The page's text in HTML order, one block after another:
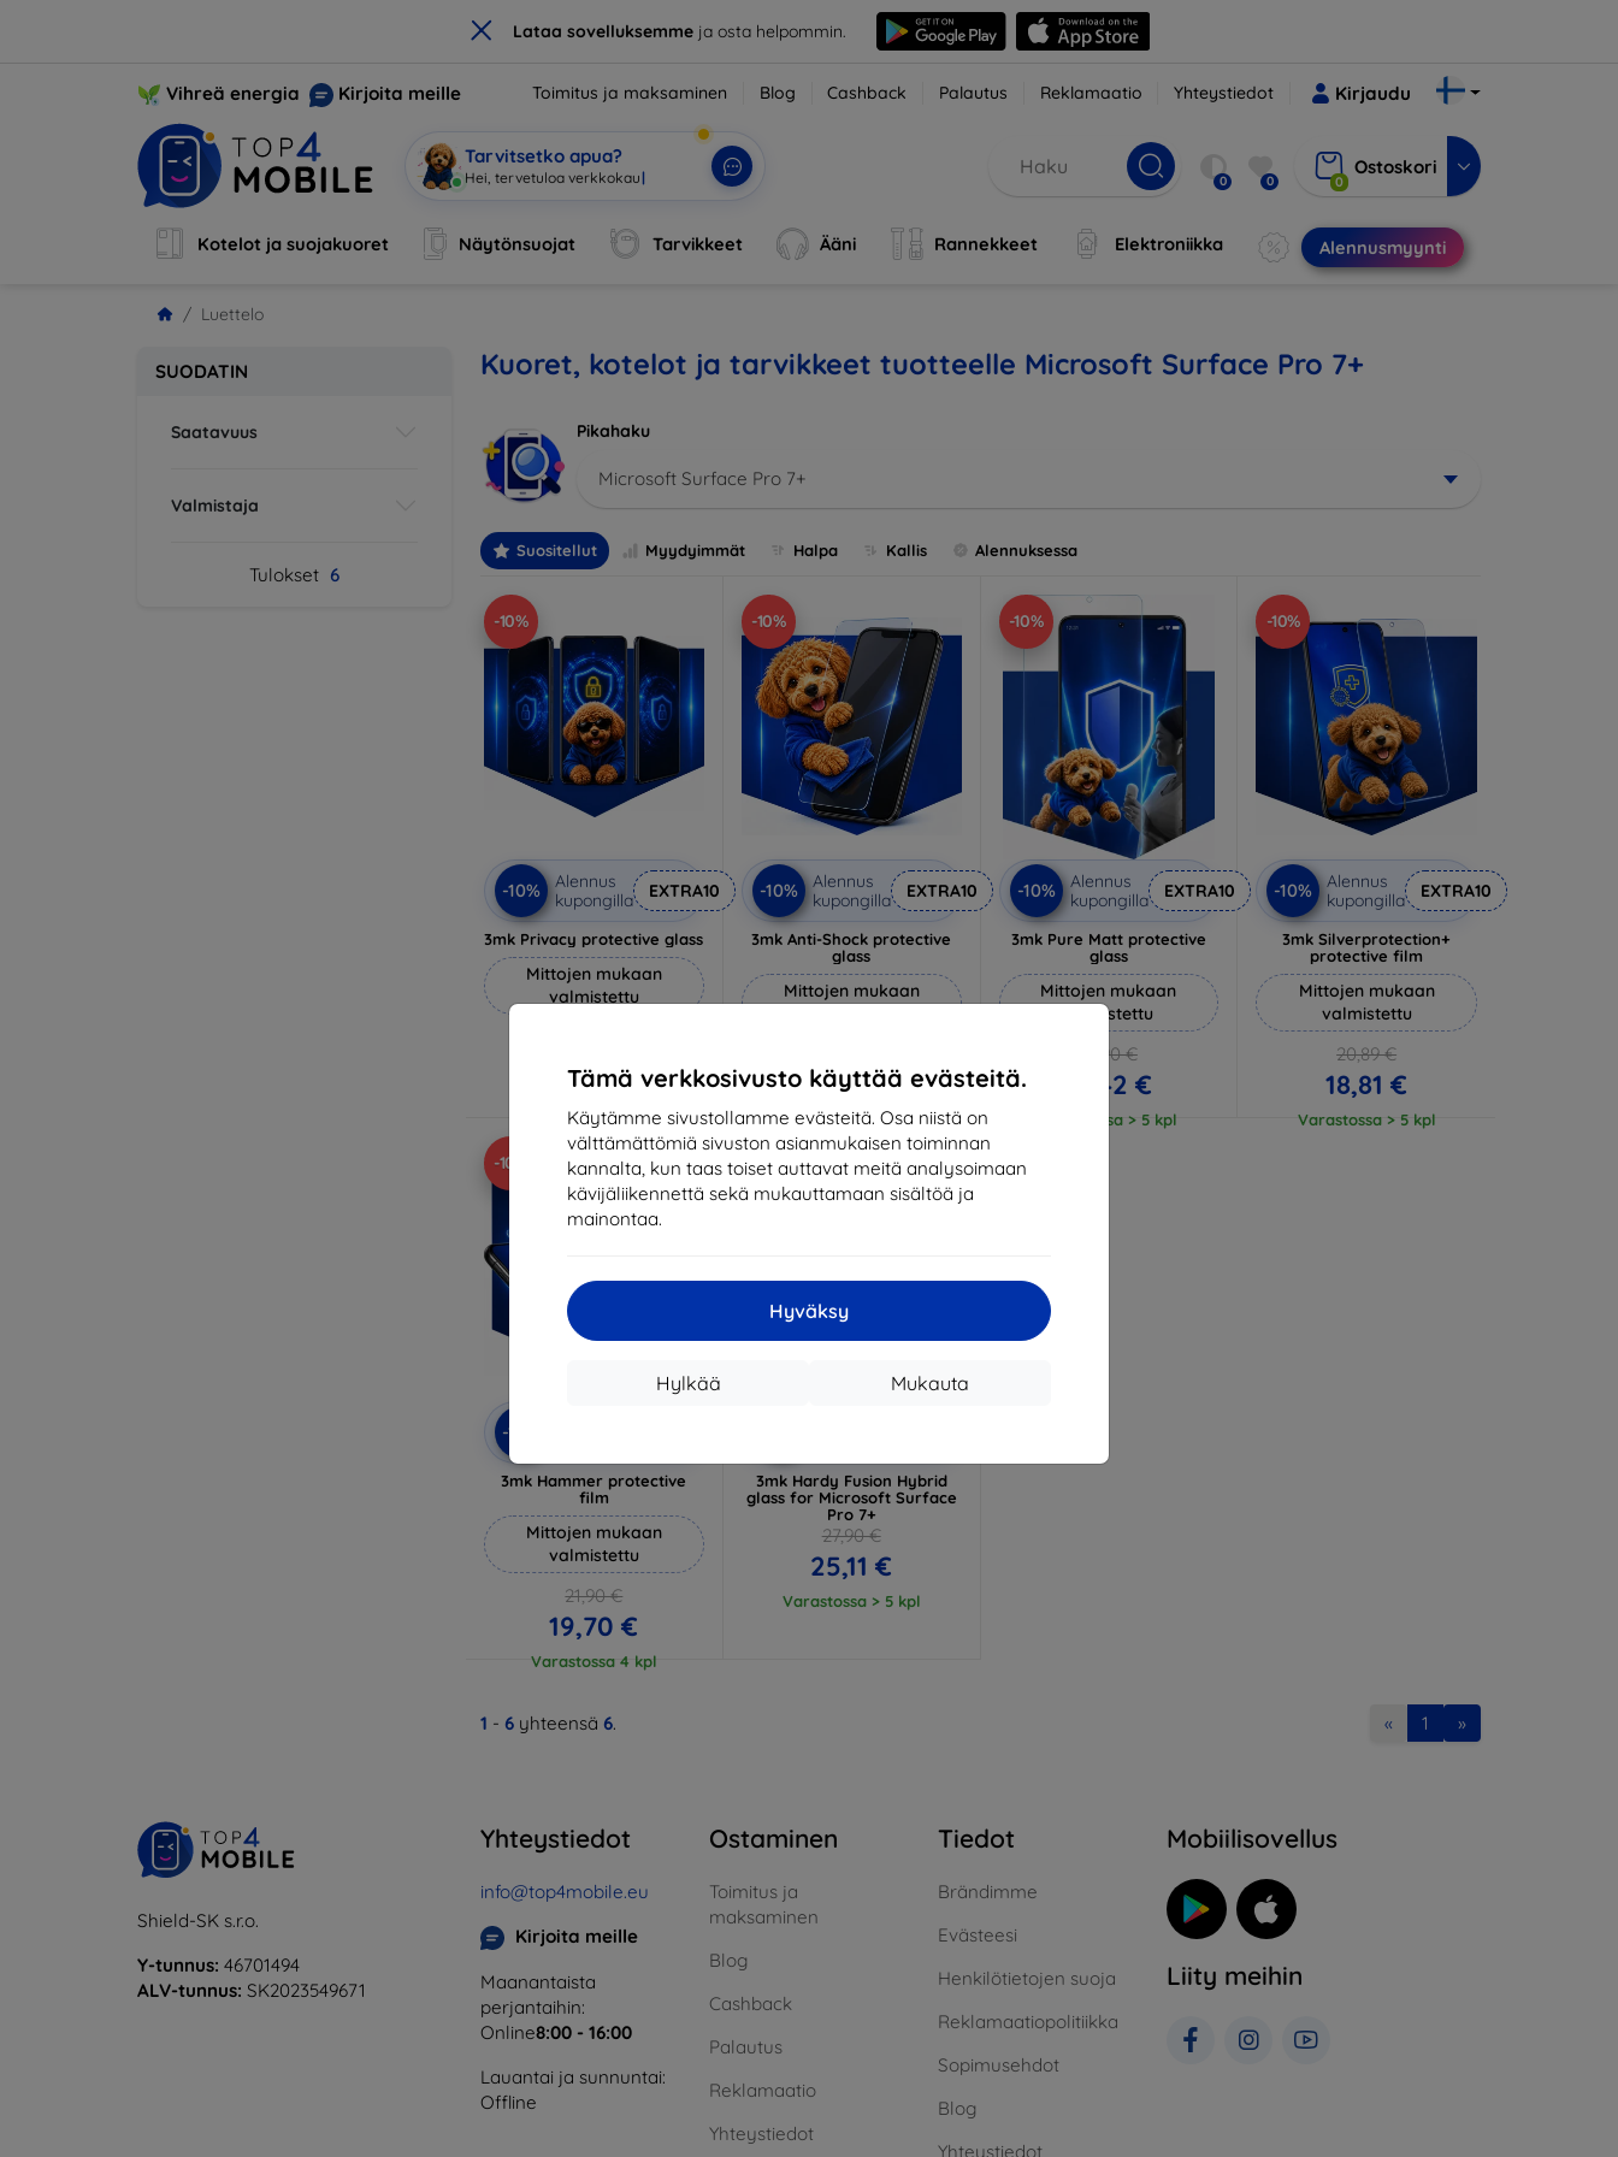
× Lataa sovelluksemmeja osta helpommin.
Tämä verkkosivusto käyttää evästeitä.
Käytämme sivustollamme evästeitä. Osa niistä on
välttämättömiä sivuston asianmukaisen toiminnan
kannalta, kun taas toiset auttavat meitä analysoimaan
kävijäliikennettä sekä mukauttamaan sisältöä ja
mainontaa.
Hyväksy
Mukauta
Hylkää
Vihreä energia Kirjoita meille Toimitus ja maksaminen Blog Cashback Palautus Reklamaatio Yhteystiedot Kirjaudu
Tarvitsetko apua?
Ol| 0 0 0
Ostoskori
Kotelot ja suojakuoret Näytönsuojat Tarvikkeet Ääni Rannekkeet Elektroniikka Alennusmyynti
Luettelo
SUODATIN
Saatavuus
Valmistaja
Tulokset 6
Kuoret, kotelot ja tarvikkeet tuotteelle Microsoft Surface Pro 7+
Pikahaku
Microsoft Surface Pro 7+
Suositellut Myydyimmät Halpa Kallis Alennuksessa
-10%
-10%
Alennus
kupongilla
EXTRA10
3mk Privacy protective glass
Mittojen mukaan
valmistettu
20,61 €
-10%
-10%
Alennus
kupongilla
EXTRA10
3mk Anti-Shock protective
glass
Mittojen mukaan
17,01 €
Varastossa > 5 kpl
-10%
-10%
Alennus
kupongilla
EXTRA10
3mk Pure Matt protective
glass
Mittojen mukaan
valmistettu
14,90 €
13,42 €
Varastossa > 5 kpl
-10%
-10%
Alennus
kupongilla
EXTRA10
3mk Silverprotection+
protective film
Mittojen mukaan
valmistettu
20,89 €
18,81 €
Varastossa > 5 kpl
-10%
-10%
3mk Hammer protective
film
Mittojen mukaan
valmistettu
21,90 €
19,70 €
Varastossa 4 kpl
-10%
3mk Hardy Fusion Hybrid
glass for Microsoft Surface
Pro 7+
27,90 €
25,11 €
Varastossa > 5 kpl
1 - 6 yhteensä 6. « 1 »
Shield-SK s.r.o.
Y-tunnus: 46701494
ALV-tunnus: SK2023549671
Yhteystiedot
info@top4mobile.eu
Kirjoita meille
Maanantaista
perjantaihin:
Online8:00 - 16:00
Lauantai ja sunnuntai:
Offline
Ostaminen
Toimitus ja
maksaminen
Blog
Cashback
Palautus
Reklamaatio
Yhteystiedot
Tiedot
Brändimme
Evästeesi
Henkilötietojen suoja
Reklamaatiopolitiikka
Sopimusehdot
Blog
Yhteystiedot
Mobiilisovellus
Liity meihin